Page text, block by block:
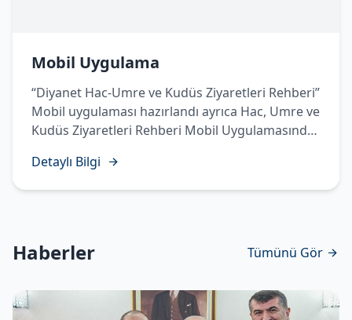
Mobil Uygulama
“Diyanet Hac-Umre ve Kudüs Ziyaretleri Rehberi”
Mobil uygulaması hazırlandı ayrıca Hac, Umre ve
Kudüs Ziyaretleri Rehberi Mobil Uygulamasında
işaret diliyle hazırlanarak vatandaşlarımızın
istifadesine sunuldu.
Detaylı Bilgi
Haberler Tümünü Gör